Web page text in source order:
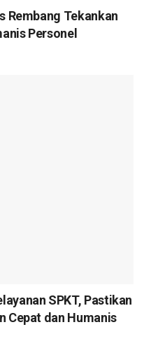
Rembang Tekankan
Personel
SPKT, Pastikan
Cepat dan Humanis